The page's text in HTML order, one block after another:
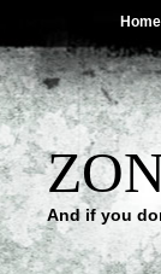
Home
And if you